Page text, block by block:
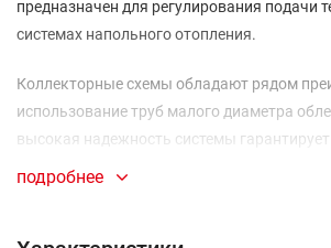
предназначен для регулирования подачи
системах напольного отопления.
Коллекторные схемы обладают рядом
использование труб малого диаметра
высокая надежность системы
даже при отключении одного
подробнее